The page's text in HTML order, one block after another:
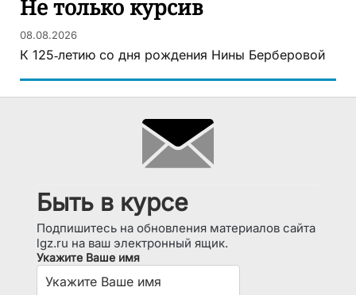
Не только курсив
08.08.2026
К 125‑летию со дня рождения Нины Берберовой
Быть в курсе
Подпишитесь на обновления материалов сайта
lgz.ru на ваш электронный ящик.
Укажите Ваше имя